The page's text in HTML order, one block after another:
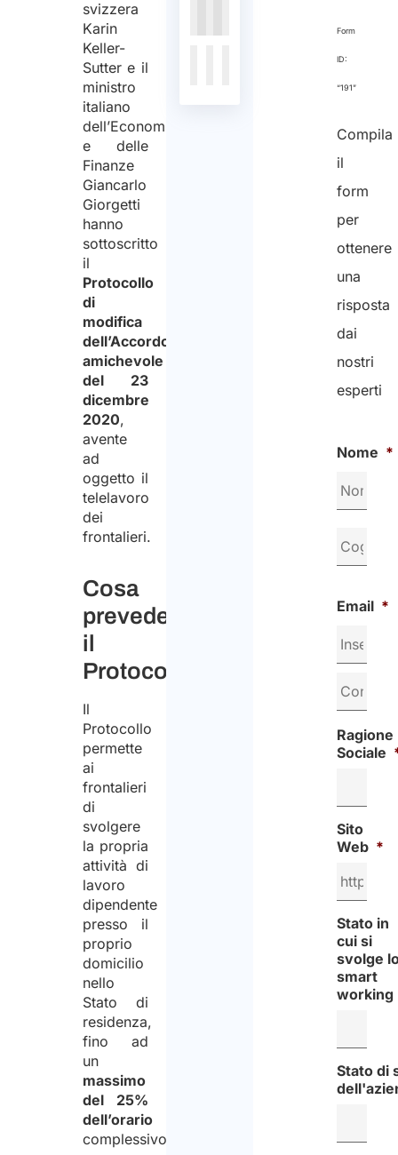
svizzera
Karin
Keller-
Sutter e il
ministro
italiano
dell’Economia
e delle
Finanze
Giancarlo
Giorgetti
hanno
sottoscritto
il
Protocollo
di
modifica
dell’Accordo
amichevole
del 23
dicembre
2020,
avente
ad
oggetto il
telelavoro
dei
frontalieri.
Cosa
prevede
il
Protocollo
Il
Protocollo
permette
ai
frontalieri
di
svolgere
la propria
attività di
lavoro
dipendente
presso il
proprio
domicilio
nello
Stato di
residenza,
fino ad
un
massimo
del 25%
dell’orario
complessivo.
Nessun
Form
ID:
“191”
Compila
il
form
per
ottenere
una
risposta
dai
nostri
esperti
Nome *
Email *
Ragione
Sociale
Sito
Web *
Stato in
cui si
svolge
smart
working
Stato di